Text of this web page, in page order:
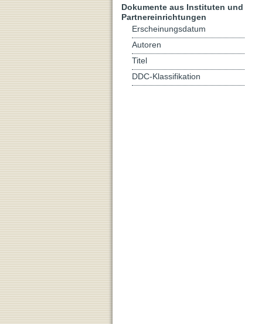
Dokumente aus Instituten und
Partnereinrichtungen
Erscheinungsdatum
Autoren
Titel
DDC-Klassifikation